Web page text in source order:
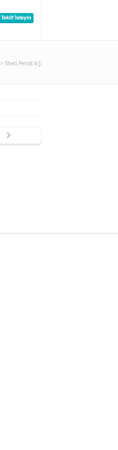
Shell Petrol A.Ş.